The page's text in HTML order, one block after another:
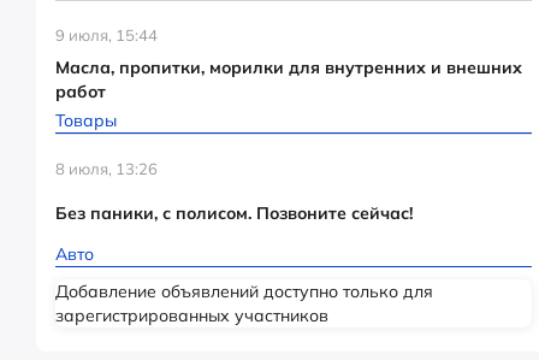
9 июля, 15:44
Масла, пропитки, морилки для внутренних и внешних
работ
Товары
8 июля, 13:26
Без паники, с полисом. Позвоните сейчас!
Авто
Добавление объявлений доступно только для
зарегистрированных участников